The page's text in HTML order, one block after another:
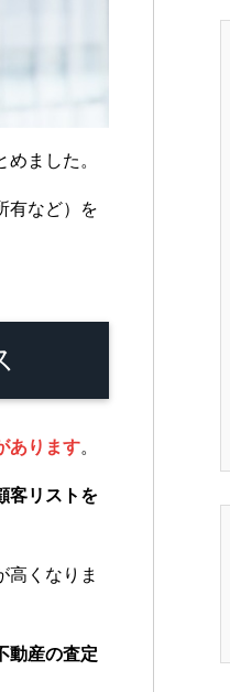
ました。
有など）を
あります。
客リストを
高くなりま
動産の査定